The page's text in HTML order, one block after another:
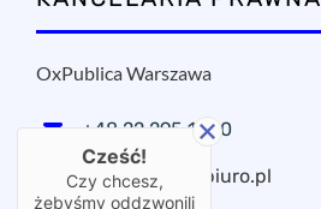
OxPublica Warszawa
+48 22 295 11 20
oxpublica@mbiuro.pl
Cześć!
Czy chcesz,
żebyśmy oddzwonili